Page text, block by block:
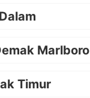
Marlboro
Timur